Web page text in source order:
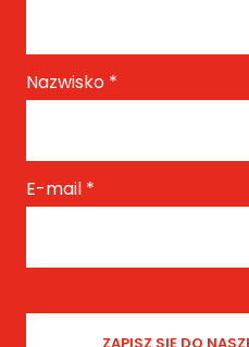
Nazwisko *
E-mail *